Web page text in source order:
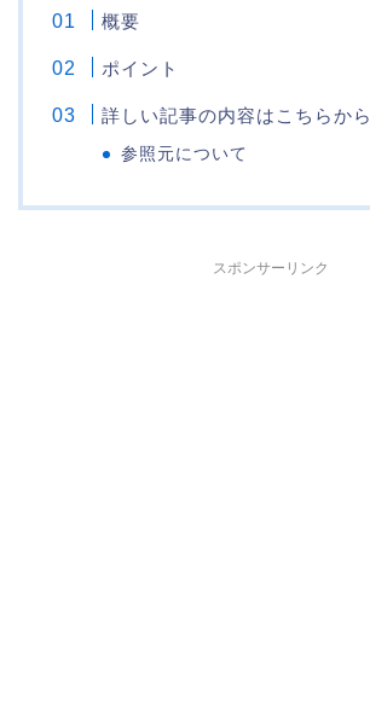
概要
ポイント
詳しい記事の内容はこちらから
参照元について
スポンサーリンク